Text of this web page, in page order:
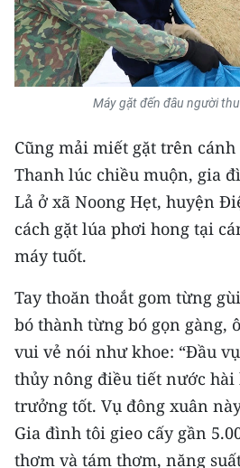
Media Du lịch
Media Thế giới
Media Thể thao
Media Giáo dục
Media Y tế
Media Khoa học - Công nghệ
Media Môi trường
Ảnh
Infographic
TIN MỚI
TIN ĐỊA PHƯƠNG
Máy gặt đến đâu người
Cũng mải miết gặt trên
Thanh lúc chiều muộn, gia
Lả ở xã Noong Hẹt, huyện
cách gặt lúa phơi hong tại
máy tuốt.
Tay thoăn thoắt gom từng
bó thành từng bó gọn gàng,
vui vẻ nói như khoe: “Đầu
thủy nông điều tiết nước hài
trưởng tốt. Vụ đông xuân
Gia đình tôi gieo cấy gần
thơm và tám thơm, năng